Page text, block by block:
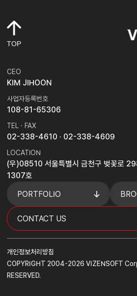
TOP
CEO
KIM JIHOON
사업자등록번호
108-81-65306
TEL · FAX
02-338-4610 · 02-338-4609
LOCATION
(우)08510 서울특별시 금천구 벚꽃로
1307호
PORTFOLIO
CONTACT US
개인정보처리방침
COPYRIGHT 2004-2026 VIZENSOFT
RESERVED.